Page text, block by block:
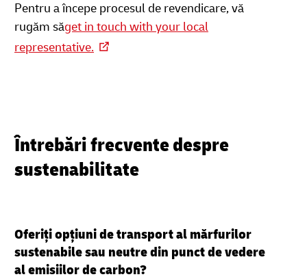
Pentru a începe procesul de revendicare, vă
rugăm săget in touch with your local
representative.
Întrebări frecvente despre
sustenabilitate
Oferiți opțiuni de transport al mărfurilor
sustenabile sau neutre din punct de vedere
al emisiilor de carbon?